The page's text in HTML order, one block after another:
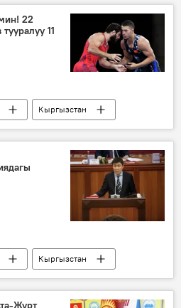
22
11
Кыргызстан
факты
Кыргызстан
Журт